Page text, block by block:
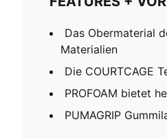
Das Obermaterial
Materialien
Die COURTCAGE
PROFOAM bietet
PUMAGRIP